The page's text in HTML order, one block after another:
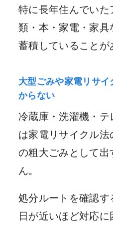
特に長年住んでいた
類・本・家電・家
蓄積していることが
大型ごみや家電リサ
からない
冷蔵庫・洗濯機・
は家電リサイクル
の粗大ごみとして出
ん。
処分ルートを確認
日が近いほど対応に